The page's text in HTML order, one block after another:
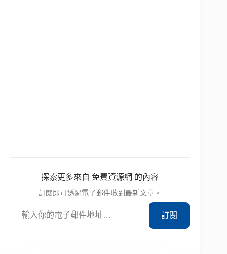
探索更多來自 免費資源網 的內容
訂閱即可透過電子郵件收到最新文章。
訂閱